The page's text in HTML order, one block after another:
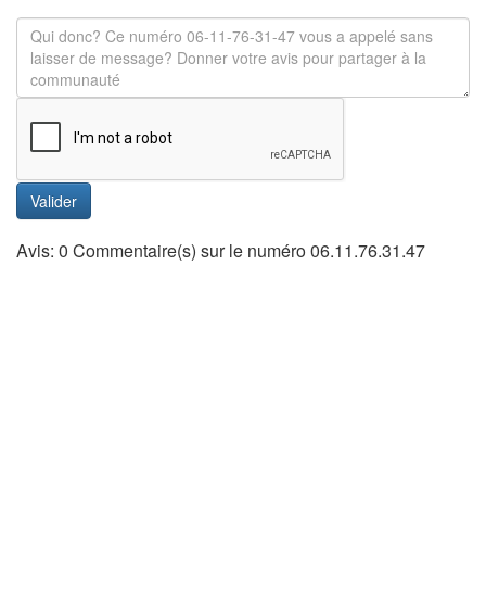
Valider
Avis: 0 Commentaire(s) sur le numéro 06.11.76.31.47